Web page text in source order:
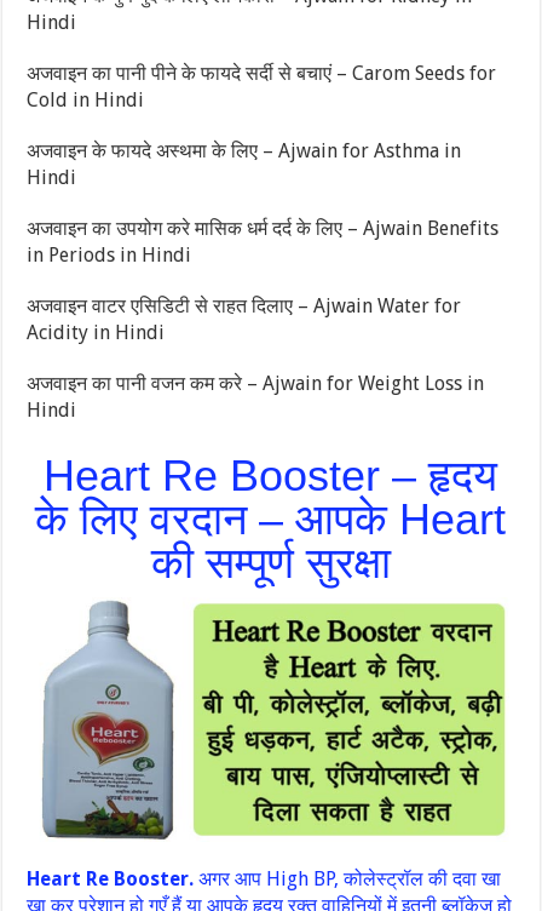
Hindi
अजवाइन का पानी पीने के फायदे सर्दी से बचाएं – Carom Seeds for
Cold in Hindi
अजवाइन के फायदे अस्थमा के लिए – Ajwain for Asthma in
Hindi
अजवाइन का उपयोग करे मासिक धर्म दर्द के लिए – Ajwain Benefits
in Periods in Hindi
अजवाइन वाटर एसिडिटी से राहत दिलाए – Ajwain Water for
Acidity in Hindi
अजवाइन का पानी वजन कम करे – Ajwain for Weight Loss in
Hindi
Heart Re Booster – हृदय
के लिए वरदान – आपके Heart
की सम्पूर्ण सुरक्षा
Heart Re Booster. अगर आप High BP, कोलेस्ट्रॉल की दवा खा
खा कर परेशान हो गएँ हैं या आपके हृदय रक्त वाहिनियों में इतनी ब्लॉकेज हो